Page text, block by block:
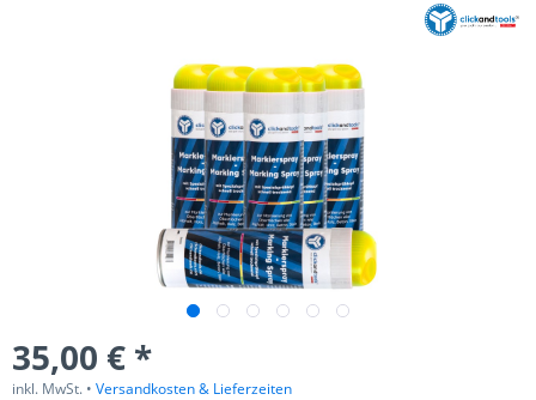
35,00 € *
inkl. MwSt. • Versandkosten & Lieferzeiten